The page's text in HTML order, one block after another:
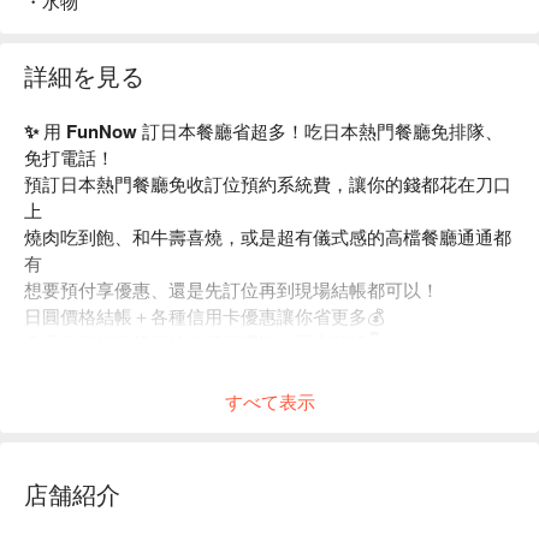
詳細を見る
✨ 用 FunNow 訂日本餐廳省超多！吃日本熱門餐廳免排隊、
免打電話！
預訂日本熱門餐廳免收訂位預約系統費，讓你的錢都花在刀口
上
燒肉吃到飽、和牛壽喜燒，或是超有儀式感的高檔餐廳通通都
有
想要預付享優惠、還是先訂位再到現場結帳都可以！
日圓價格結帳＋各種信用卡優惠讓你省更多💰
すべて表示
店舗紹介